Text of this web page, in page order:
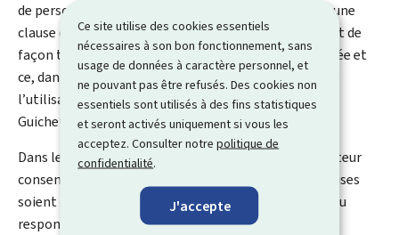
Ce site utilise des cookies essentiels
nécessaires à son bon fonctionnement, sans
usage de données à caractère personnel, et
ne pouvant pas être refusés. Des cookies non
essentiels sont utilisés à des fins statistiques
et seront activés uniquement si vous les
acceptez. Consulter notrepolitique de
confidentialité.
J'accepte
de personnes du CTIE ou de sous-traitants soumis à une
clause de non-divulgation accèdent sur sa demande et de
façon temporaire aux données d'une démarche donnée et
ce, dans le cadre strict d’une demande d’assistance de
l’utilisateur introduite auprès du service duHelpdesk
Guichet.lu.
Dans le cadre du traitement de sa démarche, l'utilisateur
consent à ce que, le cas échéant, les données transmises
soient dupliquées au sein du système d’information du
responsable du traitement. D'éventuels destinations